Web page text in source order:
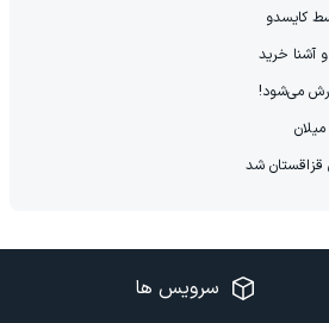
کایسدو
آشنا خرید
می‌شود!
قزاقستان شد
سرویس ها